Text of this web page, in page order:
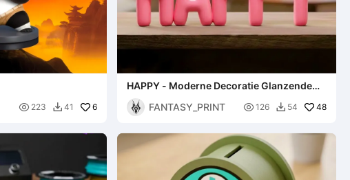
 223  41 6
HAPPY - Moderne Decoratie Glanzende
Editie
FANTASY_PRINT
 126  54 48